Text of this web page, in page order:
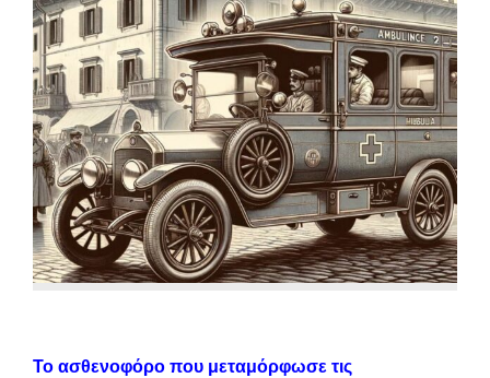
Το ασθενοφόρο που μεταμόρφωσε τις